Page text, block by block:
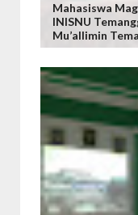
Mahasiswa
INISNU
Mu’allimin